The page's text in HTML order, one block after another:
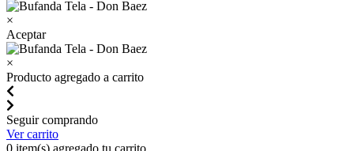
×
Aceptar
×
Producto agregado a carrito
Seguir comprando
Ver carrito